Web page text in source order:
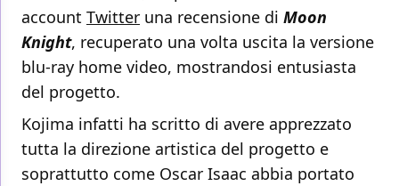
account Twitter una recensione di Moon
Knight, recuperato una volta uscita la versione
blu-ray home video, mostrandosi entusiasta
del progetto.
Kojima infatti ha scritto di avere apprezzato
tutta la direzione artistica del progetto e
soprattutto come Oscar Isaac abbia portato